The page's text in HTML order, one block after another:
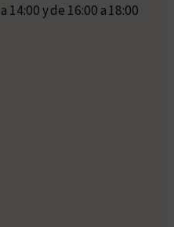
14:00 y de 16:00 a 18:00